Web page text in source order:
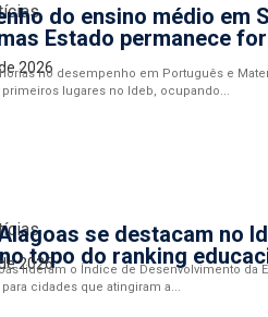
do ensino médio em
Estado permanece
2026no desempenho em Português e
lugares no Ideb, ocupando...
se destacam no
topo do ranking
2026
lideram o Índice de Desenvolvimento da
cidades que atingiram a...